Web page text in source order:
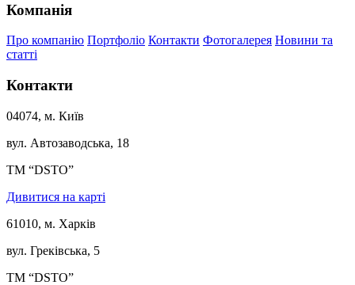
Компанія
Про компанію Портфоліо Контакти Фотогалерея Новини та
статті
Контакти
04074, м. Київ
вул. Автозаводська, 18
ТМ “DSTO”
Дивитися на карті
61010, м. Харків
вул. Греківська, 5
ТМ “DSTO”